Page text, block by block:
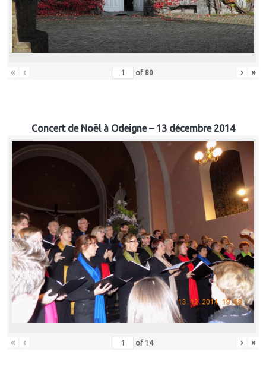
« ‹ of 80 › »
Concert de Noël à Odeigne – 13 décembre 2014
« ‹ of 14 › »